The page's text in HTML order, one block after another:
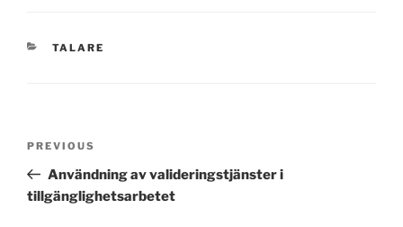
CATEGORIES
TALARE
Previous
Post
PREVIOUS
Användning av valideringstjänster i
tillgänglighetsarbetet